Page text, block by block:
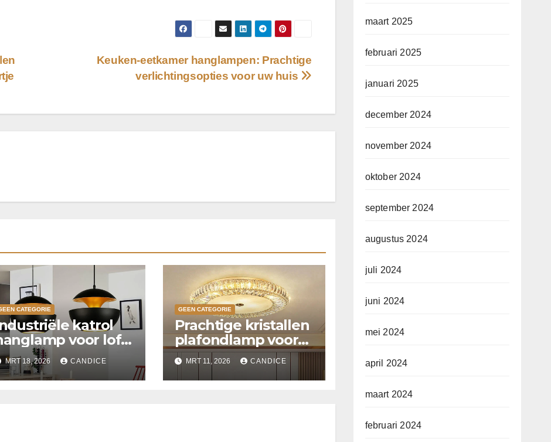
Keuken-eetkamer hanglampen: Prachtige
verlichtingsopties voor uw huis
CATEGORIE
katrol
voor loft
MRT 18, 2026 CANDICE
GEEN CATEGORIE
Prachtige kristallen
plafondlamp voor
slaapkamer
MRT 11, 2026 CANDICE
maart 2025
februari 2025
januari 2025
december 2024
november 2024
oktober 2024
september 2024
augustus 2024
juli 2024
juni 2024
mei 2024
april 2024
maart 2024
februari 2024